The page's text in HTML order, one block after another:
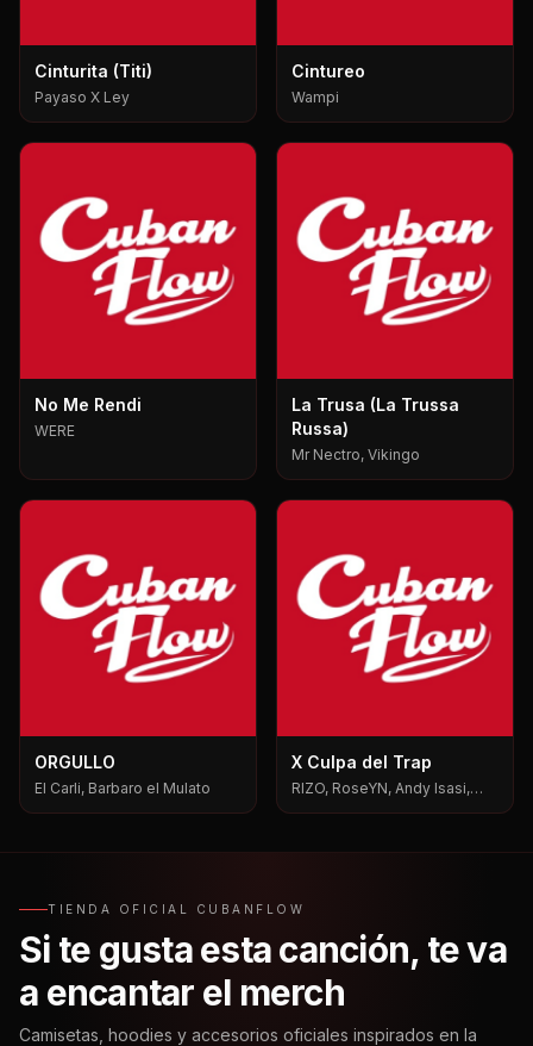
Cinturita (Titi)
Payaso X Ley
Cintureo
Wampi
No Me Rendi
WERE
La Trusa (La Trussa
Russa)
Mr Nectro, Vikingo
ORGULLO
El Carli, Barbaro el Mulato
X Culpa del Trap
RIZO, RoseYN, Andy Isasi,
TIENDA OFICIAL CUBANFLOW
Si te gusta esta canción, te va
a encantar el merch
Camisetas, hoodies y accesorios oficiales inspirados en la